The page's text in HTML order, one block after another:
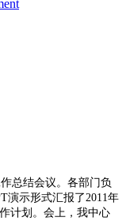
总结会议。各部门负
演示形式汇报了2011年
计划。会上，我中心